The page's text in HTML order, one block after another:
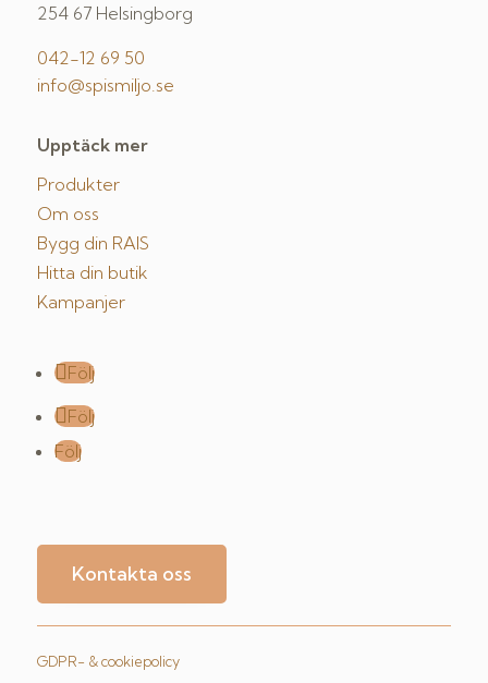
254 67 Helsingborg
042-12 69 50
info@spismiljo.se
Upptäck mer
Produkter
Om oss
Bygg din RAIS
Hitta din butik
Kampanjer
Följ
Följ
Följ
Kontakta oss
GDPR- & cookiepolicy